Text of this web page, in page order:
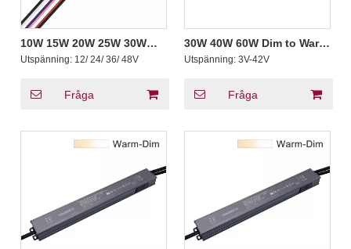
10W 15W 20W 25W 30W
40W Triac 0-10V Dimbar
LED Driver CV Rund Plast
Utspänning: 12/ 24/ 36/ 48V
Fråga
30W 40W 60W Dim to Warm
Triac 0-10V Dimbar Driver
CC 100 110 120 130 277 V
Utspänning: 3V-42V
Fråga